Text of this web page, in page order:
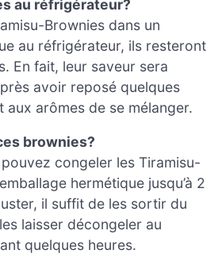
au réfrigérateur?
Brownies dans un
au réfrigérateur, ils resteront
En fait, leur saveur sera
avoir reposé quelques
aux arômes de se mélanger.
brownies?
congeler les Tiramisu-
hermétique jusqu’à 2
il suffit de les sortir du
laisser décongeler au
quelques heures.